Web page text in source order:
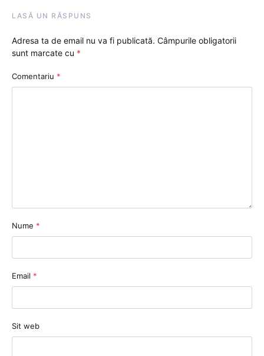
LASĂ UN RĂSPUNS
Adresa ta de email nu va fi publicată. Câmpurile obligatorii
sunt marcate cu *
Comentariu *
Nume *
Email *
Sit web